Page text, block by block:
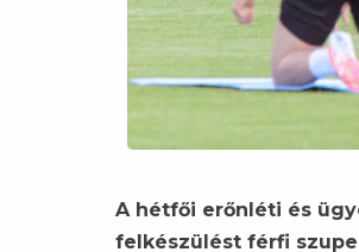
A hétfői erőnléti és
felkészülést férfi